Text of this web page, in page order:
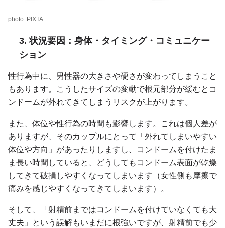
photo: PIXTA
3. 状況要因：身体・タイミング・コミュニケー
ション
性行為中に、男性器の大きさや硬さが変わってしまうこと
もあります。こうしたサイズの変動で根元部分が緩むとコ
ンドームが外れてきてしまうリスクが上がります。
また、体位や性行為の時間も影響します。これは個人差が
ありますが、そのカップルにとって「外れてしまいやすい
体位や方向」があったりしますし、コンドームを付けたま
ま長い時間していると、どうしてもコンドーム表面が乾燥
してきて破損しやすくなってしまいます（女性側も摩擦で
痛みを感じやすくなってきてしまいます）。
そして、「射精前まではコンドームを付けていなくても大
丈夫」という誤解もいまだに根強いですが、射精前でも少